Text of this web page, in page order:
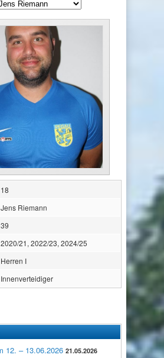
18
Jens Riemann
39
2020/21, 2022/23, 2024/25
Herren I
Innenverteidiger
12. – 13.06.2026 21.05.2026